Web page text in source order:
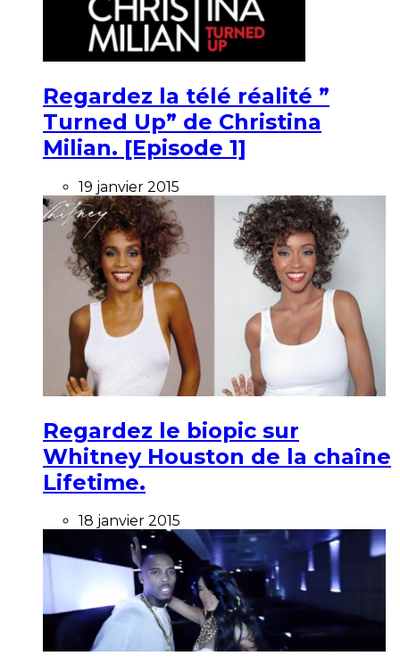
Regardez la télé réalité ”
Turned Up” de Christina
Milian. [Episode 1]
19 janvier 2015
Regardez le biopic sur
Whitney Houston de la chaîne
Lifetime.
18 janvier 2015